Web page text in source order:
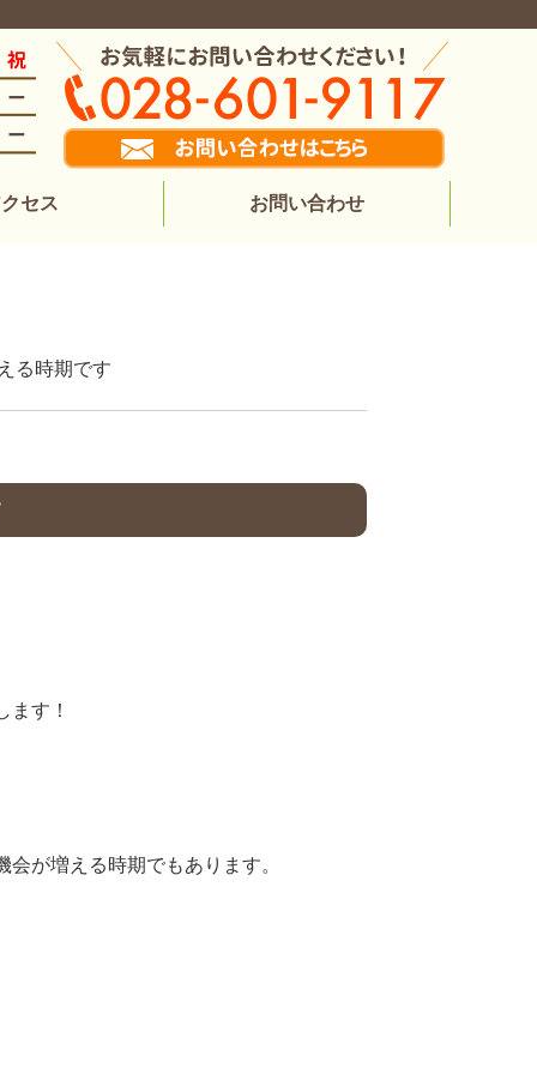
セス お問い合わせ
る時期です
ます！
が増える時期でもあります。